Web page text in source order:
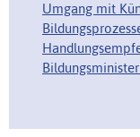
Umgang mit